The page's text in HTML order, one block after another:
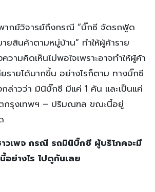
ากย์วิจารย์ถึงกรณี “บิ๊กซี จัดรถฟู้ด
ยสินค้าตามหมู่บ้าน” ทำให้ผู้ค้าราย
ามคิดเห็นไม่พอใจเพราะอาจทำให้ผู้ค้า
รายได้มากขึ้น อย่างไรก็ตาม ทางบิ๊กซี
ล่าวว่า มินิบิ๊กซี มีแค่ 1 คัน และเป็นแค่
กรุงเทพฯ – ปริมณฑล ขณะนี้อยู่
าวเพจ กรณี รถมินิบิ๊กซี ผู้บริโภคจะมี
อย่างไร ไปดูกันเลย